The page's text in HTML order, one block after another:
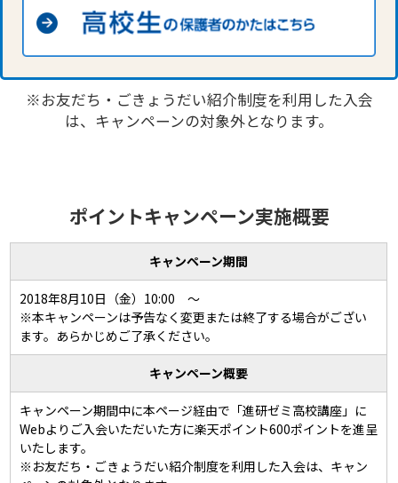
※お友だち・ごきょうだい紹介制度を利用した入会
は、キャンペーンの対象外となります。
ポイントキャンペーン実施概要
キャンペーン期間
2018年8月10日（金）10:00 ～
※本キャンペーンは予告なく変更または終了する場合がござい
ます。あらかじめご了承ください。
キャンペーン概要
キャンペーン期間中に本ページ経由で「進研ゼミ高校講座」に
Webよりご入会いただいた方に楽天ポイント600ポイントを進呈
いたします。
※お友だち・ごきょうだい紹介制度を利用した入会は、キャン